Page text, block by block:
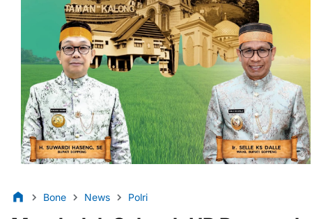
Bone News Polri